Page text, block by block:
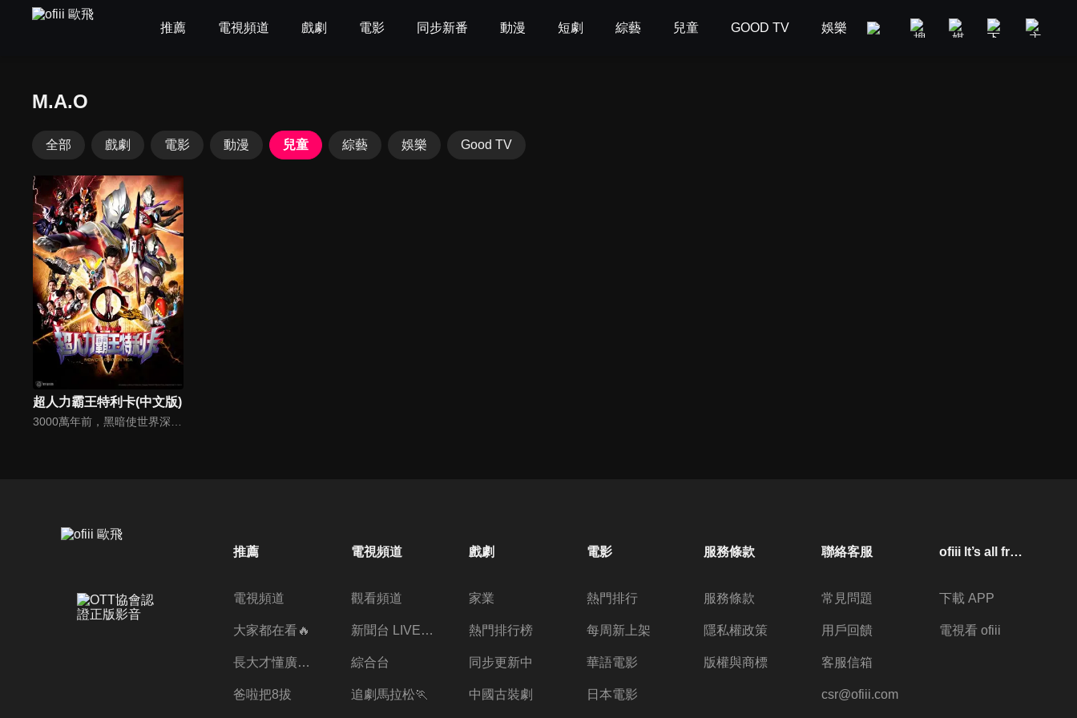
推薦 電視頻道 戲劇 電影 同步新番 動漫 短劇 綜藝 兒童 GOOD TV 娛樂 美食旅遊 新聞政論
M.A.O
全部 戲劇 電影 動漫 兒童 綜藝 娛樂 Good TV
超人力霸王特利卡(中文版)
推薦
電視頻道
大家都在看🔥
長大才懂廣志的偉大
爸啦把8拔
電視頻道
觀看頻道
新聞台 LIVE 直播
綜合台
追劇馬拉松🏃
戲劇
家業
熱門排行榜
同步更新中
中國古裝劇
電影
熱門排行
每周新上架
華語電影
日本電影
服務條款
服務條款
隱私權政策
版權與商標
聯絡客服
常見問題
用戶回饋
客服信箱
csr@ofiii.com
ofiii lt’s all free
下載 APP
電視看 ofiii